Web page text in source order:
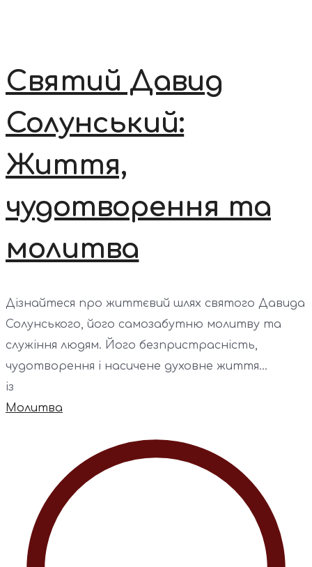
Святий Давид
Солунський:
Життя,
чудотворення та
молитва
Дізнайтеся про життєвий шлях святого Давида
Солунського, його самозабутню молитву та
служіння людям. Його безпристрасність,
чудотворення і насичене духовне життя...
із
Молитва